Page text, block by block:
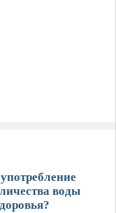
воды